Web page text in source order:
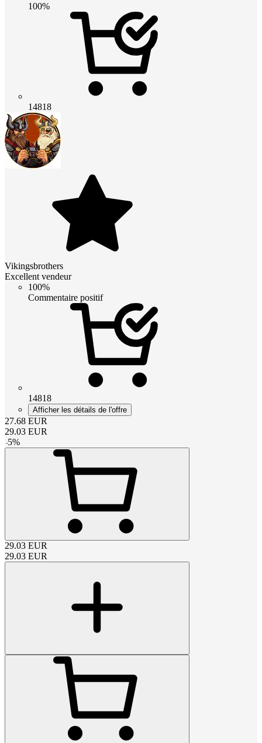
100%
14818
Vikingsbrothers
Excellent vendeur
100%
Commentaire positif
14818
Afficher les détails de l'offre
27.68 EUR
29.03 EUR
-5%
29.03 EUR
29.03 EUR